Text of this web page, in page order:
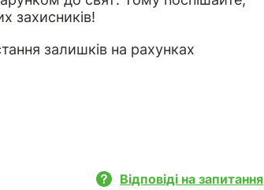
захисників!
залишків на рахунках
Відповіді на запитання